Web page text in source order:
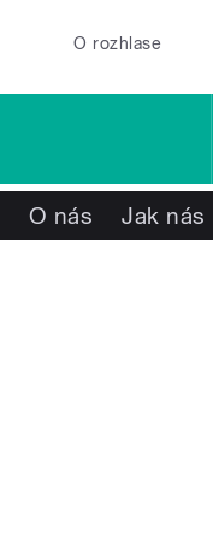
O rozhlase
O nás Jak nás